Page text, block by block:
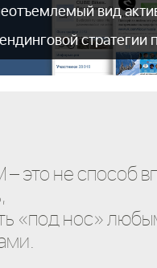
вид
стратегии
это не способ
«под нос»